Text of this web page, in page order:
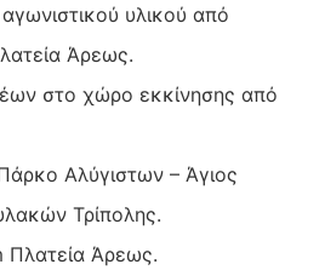
υλικού από
Άρεως.
στο χώρο εκκίνησης από
Αλύγιστων – Άγιος
Τρίπολης.
Πλατεία Άρεως.